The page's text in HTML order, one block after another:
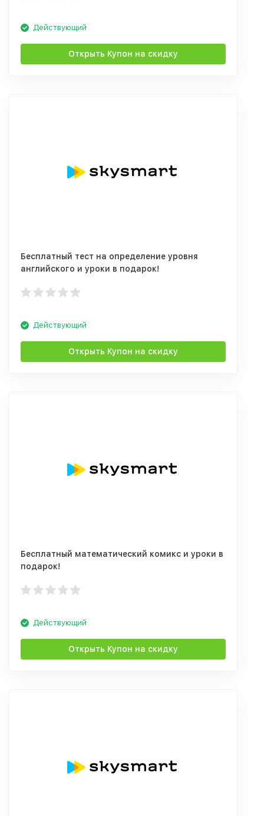
Действующий
Открыть Купон на скидку
Бесплатный тест на определение уровня
английского и уроки в подарок!
Действующий
Открыть Купон на скидку
Бесплатный математический комикс и уроки в
подарок!
Действующий
Открыть Купон на скидку